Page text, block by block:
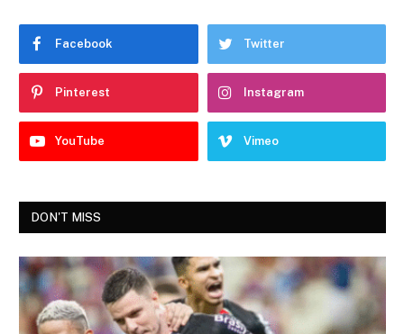
Facebook Twitter
Pinterest Instagram
YouTube Vimeo
DON'T MISS